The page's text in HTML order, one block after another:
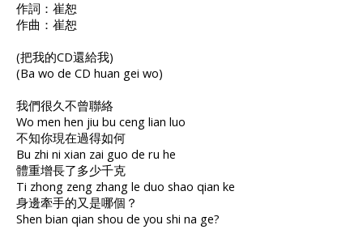
作詞：崔恕
作曲：崔恕
(把我的CD還給我)
(Ba wo de CD huan gei wo)
我們很久不曾聯絡
Wo men hen jiu bu ceng lian luo
不知你現在過得如何
Bu zhi ni xian zai guo de ru he
體重增長了多少千克
Ti zhong zeng zhang le duo shao qian ke
身邊牽手的又是哪個？
Shen bian qian shou de you shi na ge?